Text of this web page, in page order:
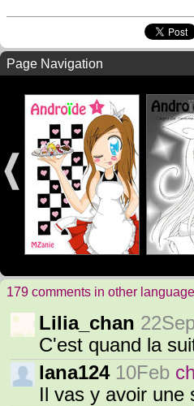
Page Navigation
179 comments in other
Lilia_chan
C'est quand la
lana124 10Feb
Il vas y avoir une